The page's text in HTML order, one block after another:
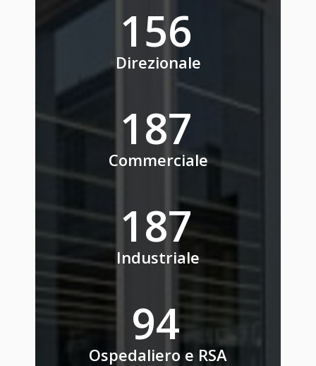
196
Direzionale
235
Commerciale
235
Industriale
118
Ospedaliero e RSA